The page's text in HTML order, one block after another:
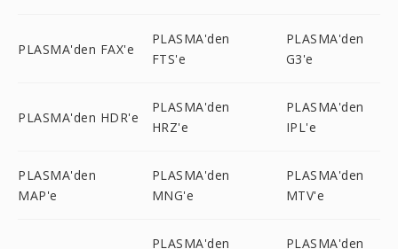
PLASMA'den FAX'e
PLASMA'den
FTS'e
PLASMA'den
G3'e
PLASMA'den HDR'e
PLASMA'den
HRZ'e
PLASMA'den
IPL'e
PLASMA'den
MAP'e
PLASMA'den
MNG'e
PLASMA'den
MTV'e
PLASMA'den
PLASMA'den